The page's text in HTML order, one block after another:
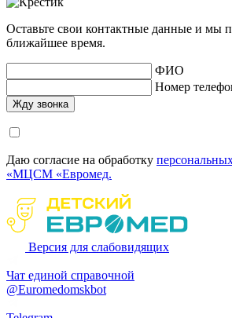
Оставьте свои контактные данные и мы
ближайшее время.
ФИО
Номер
Даю согласие на обработку
«МЦСМ «Евромед.
Версия для слабовидящих
Чат единой справочной
@Euromedomskbot